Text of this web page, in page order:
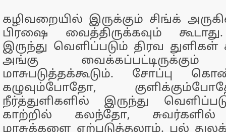
கழிவறையில் இருக்கும் சிங்க்
பிரஷை வைத்திருக்கவும்
இருந்து வெளிப்படும் திரவ
அங்கு
மாசுபடுத்தக்கூடும். சோப்பு
கழுவும்போதோ,
நீர்த்துளிகளில் இருந்து
காற்றில் கலந்தோ, சுவர்களில்
மாசுக்களை ஏற்படுத்தலாம். பல்